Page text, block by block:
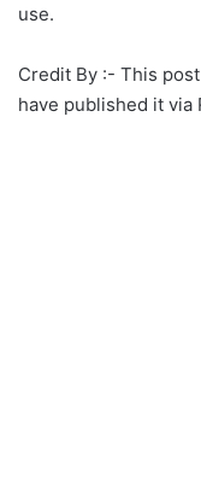
use.
Credit By :- This
have published it via